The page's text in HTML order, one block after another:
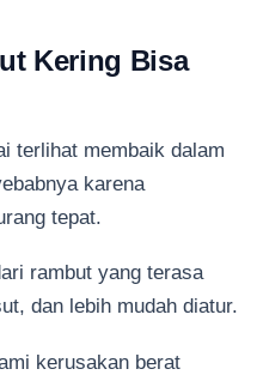
Kering Bisa
terlihat membaik dalam
karena
tepat.
rambut yang terasa
dan lebih mudah diatur.
kerusakan berat